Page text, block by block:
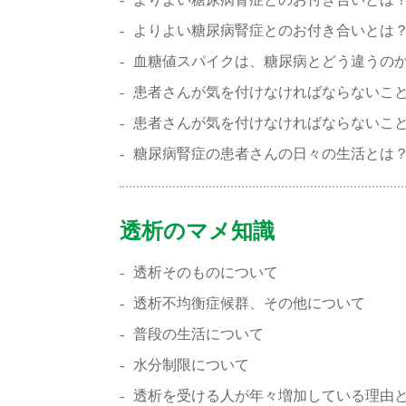
よりよい糖尿病腎症とのお付き合いとは
血糖値スパイクは、糖尿病とどう違うの
患者さんが気を付けなければならないこ
患者さんが気を付けなければならないこ
糖尿病腎症の患者さんの日々の生活とは？
透析のマメ知識
透析そのものについて
透析不均衡症候群、その他について
普段の生活について
水分制限について
透析を受ける人が年々増加している理由